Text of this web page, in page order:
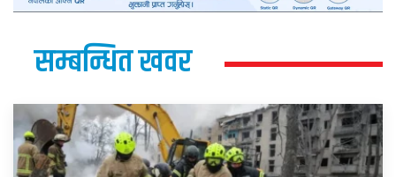
सम्बन्धित खवर